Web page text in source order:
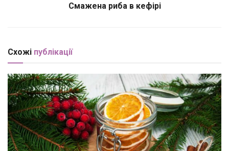
Смажена риба в кефірі
Схожі публікації